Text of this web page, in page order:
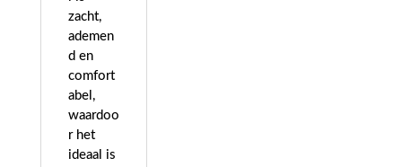
zacht,
ademen
d en
comfort
abel,
waardoo
r het
ideaal is